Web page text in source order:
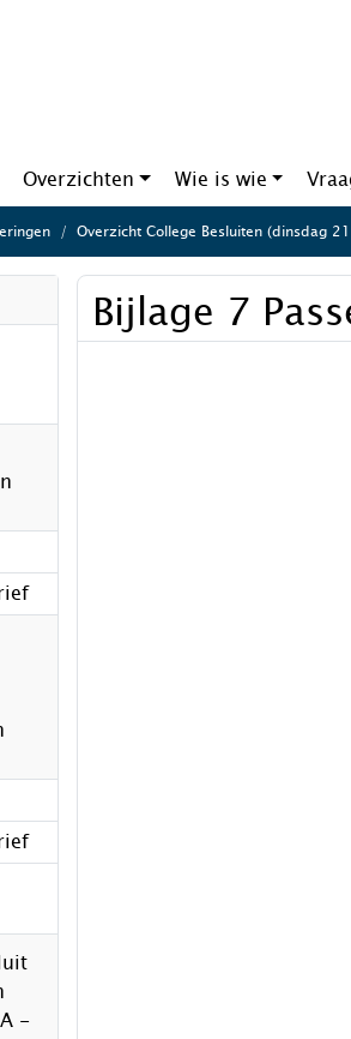
Overzichten Wie is wie
Overzicht College Besluiten (dinsdag
-
Bijlage 7